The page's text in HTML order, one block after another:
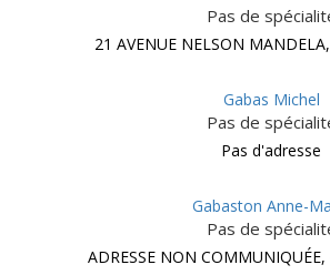
Pas de
21 AVENUE NELSON
Gabas Michel
Pas de
Pas d'adresse
Gabaston Anne-
Pas de
ADRESSE NON